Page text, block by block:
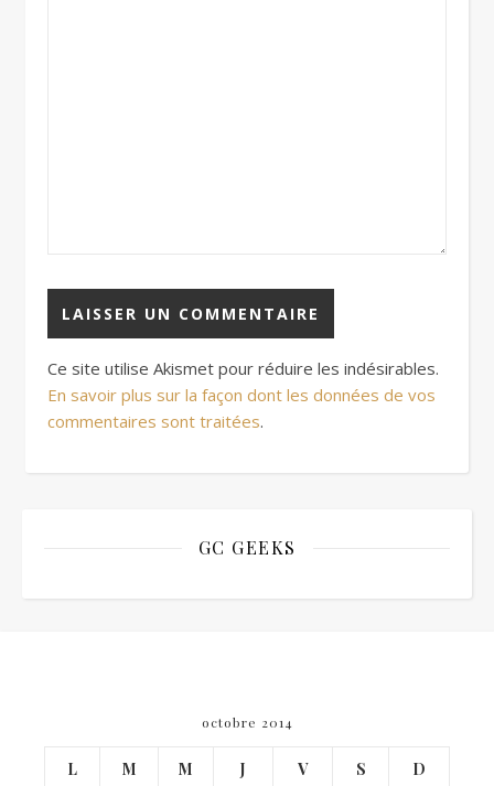
Ce site utilise Akismet pour réduire les indésirables.
En savoir plus sur la façon dont les données de vos
commentaires sont traitées.
GC GEEKS
octobre 2014
L M M J V S D